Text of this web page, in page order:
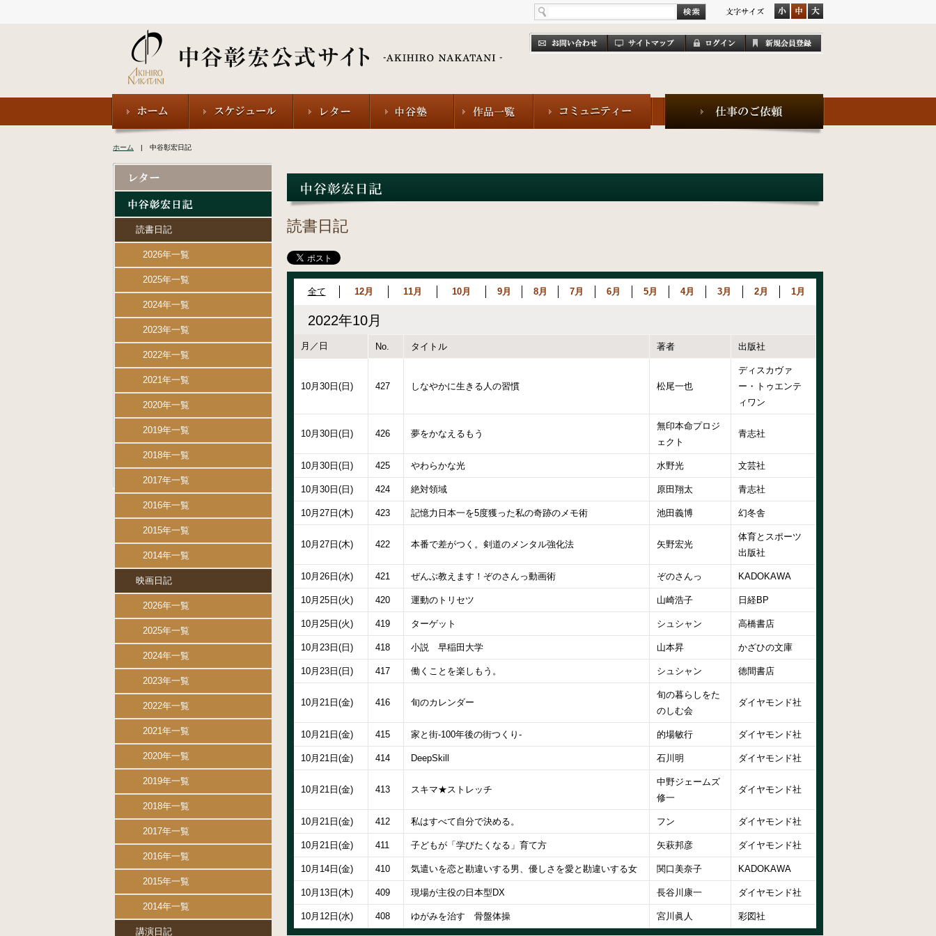
ホーム | 中谷彰宏日記
読書日記
全て 12月 11月 10月 9月 8月 7月 6月 5月 4月 3月 2月 1月
2022年10月
月／日 No. タイトル 著者 出版社
10月30日(日) 427 しなやかに生きる人の習慣 松尾一也
ディスカヴァ
ー・トゥエンテ
ィワン
10月30日(日) 426 夢をかなえるもう
無印本命プロジ
ェクト
青志社
10月30日(日) 425 やわらかな光 水野光 文芸社
10月30日(日) 424 絶対領域 原田翔太 青志社
10月27日(木) 423 記憶力日本一を5度獲った私の奇跡のメモ術 池田義博 幻冬舎
10月27日(木) 422 本番で差がつく。剣道のメンタル強化法 矢野宏光
体育とスポーツ
出版社
10月26日(水) 421 ぜんぶ教えます！ぞのさんっ動画術 ぞのさんっ KADOKAWA
10月25日(火) 420 運動のトリセツ 山崎浩子 日経BP
10月25日(火) 419 ターゲット シュシャン 高橋書店
10月23日(日) 418 小説 早稲田大学 山本昇 かざひの文庫
10月23日(日) 417 働くことを楽しもう。 シュシャン 徳間書店
10月21日(金) 416 旬のカレンダー
旬の暮らしをた
のしむ会
ダイヤモンド社
10月21日(金) 415 家と街-100年後の街つくり- 的場敏行 ダイヤモンド社
10月21日(金) 414 DeepSkill 石川明 ダイヤモンド社
10月21日(金) 413 スキマ★ストレッチ
中野ジェームズ
修一
ダイヤモンド社
10月21日(金) 412 私はすべて自分で決める。 フン ダイヤモンド社
10月21日(金) 411 子どもが「学びたくなる」育て方 矢萩邦彦 ダイヤモンド社
10月14日(金) 410 気遣いを恋と勘違いする男、優しさを愛と勘違いする女 関口美奈子 KADOKAWA
10月13日(木) 409 現場が主役の日本型DX 長谷川康一 ダイヤモンド社
10月12日(水) 408 ゆがみを治す 骨盤体操 宮川眞人 彩図社
読書日記
2026年一覧
2025年一覧
2024年一覧
2023年一覧
2022年一覧
2021年一覧
2020年一覧
2019年一覧
2018年一覧
2017年一覧
2016年一覧
2015年一覧
2014年一覧
映画日記
2026年一覧
2025年一覧
2024年一覧
2023年一覧
2022年一覧
2021年一覧
2020年一覧
2019年一覧
2018年一覧
2017年一覧
2016年一覧
2015年一覧
2014年一覧
講演日記